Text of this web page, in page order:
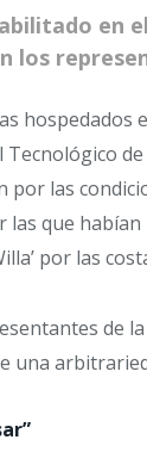
en
los
hospedados
por las
las que
por las
de
una